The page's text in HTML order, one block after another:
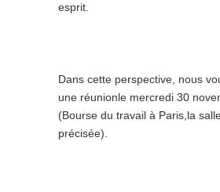
esprit.
Dans cette perspective, nous
une réunionle mercredi 30
(Bourse du travail à Paris,la
précisée).